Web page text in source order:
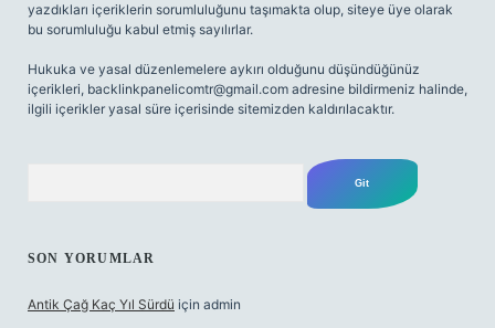
yazdıkları içeriklerin sorumluluğunu taşımakta olup, siteye üye olarak
bu sorumluluğu kabul etmiş sayılırlar.
Hukuka ve yasal düzenlemelere aykırı olduğunu düşündüğünüz
içerikleri, backlinkpanelicomtr@gmail.com adresine bildirmeniz halinde,
ilgili içerikler yasal süre içerisinde sitemizden kaldırılacaktır.
SON YORUMLAR
Antik Çağ Kaç Yıl Sürdü için admin